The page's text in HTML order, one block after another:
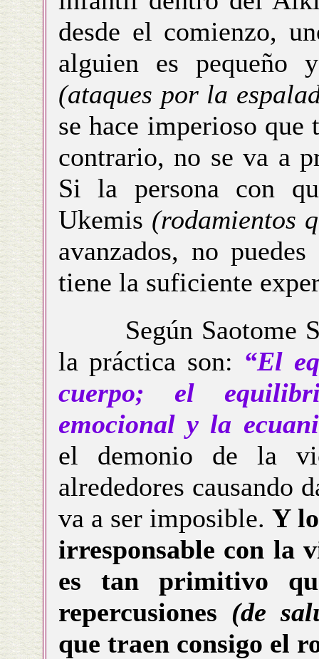
desde el comienzo,
alguien es pequeño
(ataques por la
se hace imperioso que
contrario, no se va a
Si la persona con
Ukemis (rodamientos
avanzados, no
tiene la suficiente
Según Saotome
la práctica son: “El
cuerpo; el
emocional y la
el demonio de la
alrededores causando
va a ser imposible. Y
irresponsable con la
es tan primitivo
repercusiones (de
que traen consigo el